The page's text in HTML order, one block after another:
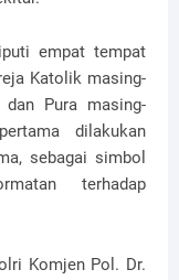
empat tempat
Katolik masing-
Pura masing-
dilakukan
sebagai simbol
terhadap
Komjen Pol. Dr.